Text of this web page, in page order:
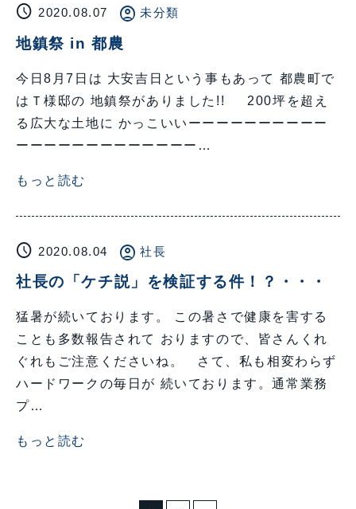
schedule 2020.08.07 account_circle 未分類
地鎮祭 in 都農
今日8月7日は 大安吉日という事もあって 都農町で
はＴ様邸の 地鎮祭がありました!! 200坪を超え
る広大な土地に かっこいいーーーーーーーーーー
ーーーーーーーーーーーーー…
もっと読む
schedule 2020.08.04 account_circle 社長
社長の「ケチ説」を検証する件！？・・・
猛暑が続いております。 この暑さで健康を害する
ことも多数報告されて おりますので、皆さんくれ
ぐれもご注意くださいね。 さて、私も相変わらず
ハードワークの毎日が 続いております。通常業務
プ…
もっと読む